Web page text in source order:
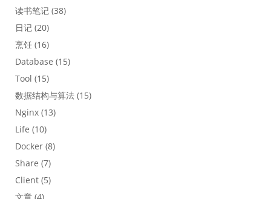
读书笔记 (38)
日记 (20)
烹饪 (16)
Database (15)
Tool (15)
数据结构与算法 (15)
Nginx (13)
Life (10)
Docker (8)
Share (7)
Client (5)